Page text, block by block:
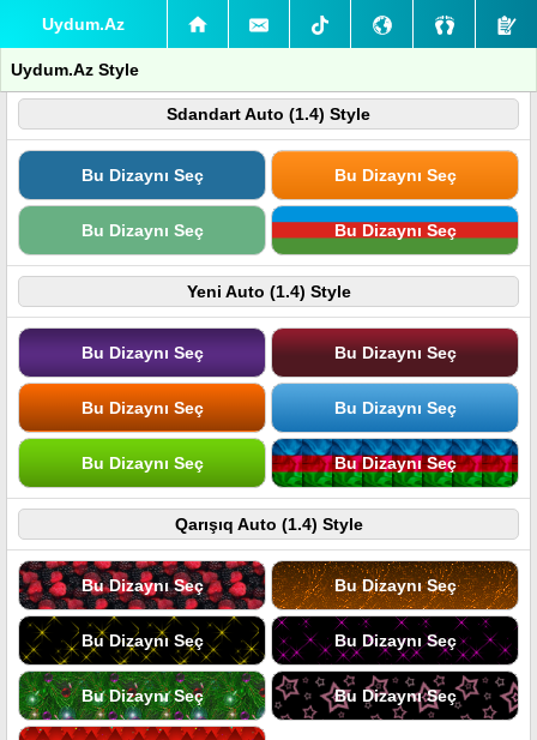
Uydum.Az
Uydum.Az Style
Sdandart Auto (1.4) Style
Bu Dizaynı Seç Bu Dizaynı Seç
Bu Dizaynı Seç Bu Dizaynı Seç
Yeni Auto (1.4) Style
Bu Dizaynı Seç Bu Dizaynı Seç
Bu Dizaynı Seç Bu Dizaynı Seç
Bu Dizaynı Seç Bu Dizaynı Seç
Qarışıq Auto (1.4) Style
Bu Dizaynı Seç Bu Dizaynı Seç
Bu Dizaynı Seç Bu Dizaynı Seç
Bu Dizaynı Seç Bu Dizaynı Seç